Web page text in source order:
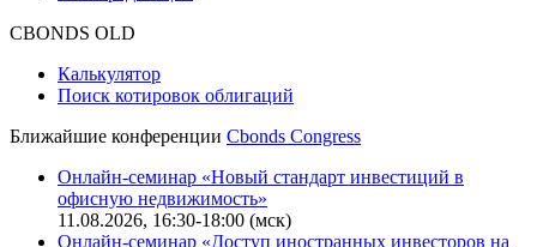
Оферта для юридических лиц
IT-аккредитация
Поиск котировок облигаций
Ближайшие конференцииCbonds Congress